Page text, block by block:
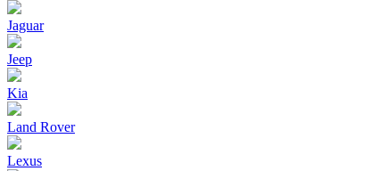
Jaguar
Jeep
Kia
Land Rover
Lexus